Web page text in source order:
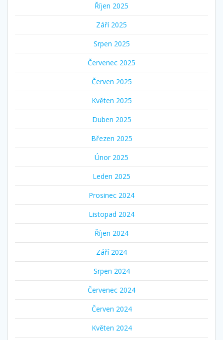
Říjen 2025
Září 2025
Srpen 2025
Červenec 2025
Červen 2025
Květen 2025
Duben 2025
Březen 2025
Únor 2025
Leden 2025
Prosinec 2024
Listopad 2024
Říjen 2024
Září 2024
Srpen 2024
Červenec 2024
Červen 2024
Květen 2024